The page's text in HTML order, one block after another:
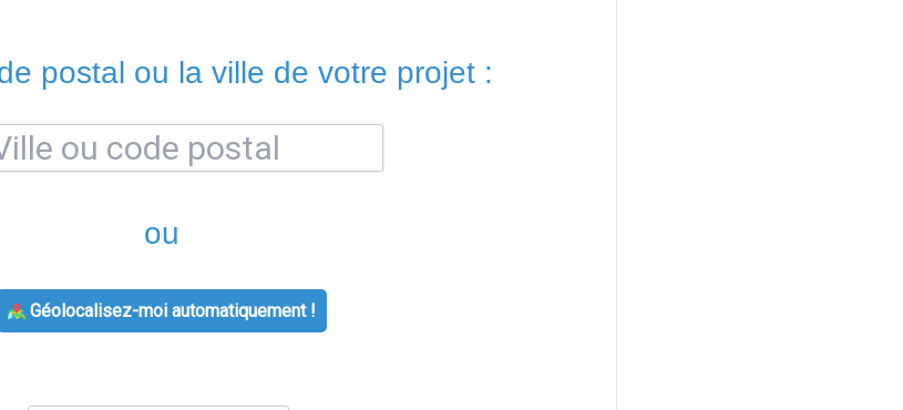
postal ou la ville de votre projet :
ou
Géolocalisez-moi automatiquement !